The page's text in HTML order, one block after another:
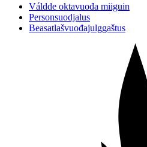
Váldde oktavuođa miiguin
Personsuodjalus
Beasatlašvuođajulggaštus